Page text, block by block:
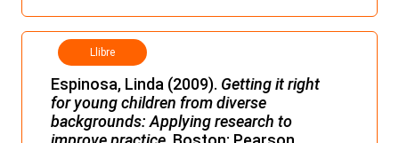
Llibre
Espinosa, Linda (2009). Getting it right
for young children from diverse
backgrounds: Applying research to